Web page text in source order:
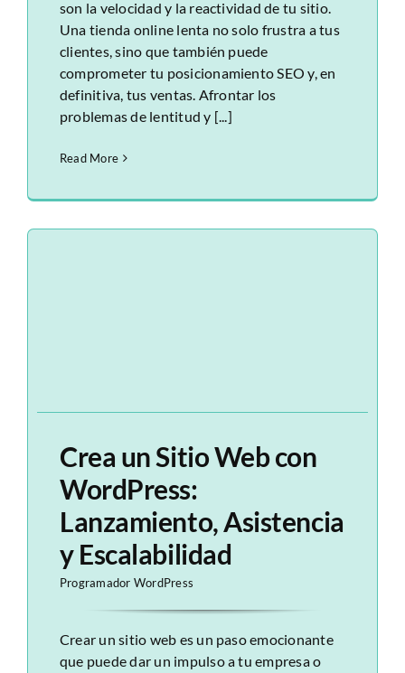
son la velocidad y la reactividad de tu sitio.
Una tienda online lenta no solo frustra a tus
clientes, sino que también puede
comprometer tu posicionamiento SEO y, en
definitiva, tus ventas. Afrontar los
problemas de lentitud y [...]
Read More
Crea un Sitio Web con
WordPress:
Lanzamiento, Asistencia
y Escalabilidad
Programador WordPress
Crear un sitio web es un paso emocionante
que puede dar un impulso a tu empresa o